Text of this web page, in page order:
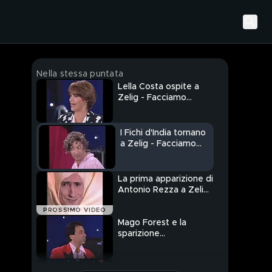
Nella stessa puntata
Lella Costa ospite a
Zelig - Facciamo
I Fichi d'India tornano
a Zelig - Facciamo
PROSSIMO VIDEO
La prima apparizione di
Antonio Rezza a Zelig
Mago Forest e la
sparizione